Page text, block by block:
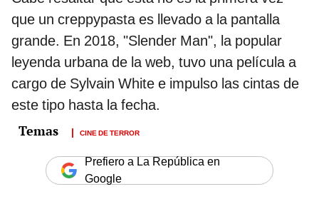
que un creppypasta es llevado a la pantalla
grande. En 2018, "Slender Man", la popular
leyenda urbana de la web, tuvo una película a
cargo de Sylvain White e impulso las cintas de
este tipo hasta la fecha.
CINE DE TERROR
Prefiero a La República en
Google